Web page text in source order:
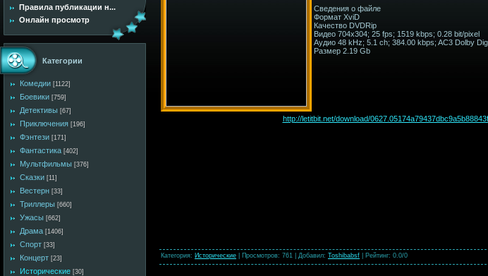
Правила публикации н...
Онлайн просмотр
Категории
Комедии [1122]
Боевики [759]
Детективы [67]
Приключения [196]
Фэнтези [171]
Фантастика [402]
Мультфильмы [376]
Сказки [11]
Вестерн [33]
Триллеры [660]
Ужасы [662]
Драма [1406]
Спорт [33]
Концерт [23]
Исторические [30]
Сведения о файле
Формат XviD
Качество DVDRip
Видео 704x304; 25 fps; 1519 kbps; 0.28 bit/pixel
Аудио 48 kHz; 5.1 ch; 384.00 kbps; AC3 Dolby
Размер 2.19 Gb
http://letitbit.net/download/
Категория: Исторические Просмотров: 761 | Добавил: Toshibabsf Рейтинг: 0.0/0